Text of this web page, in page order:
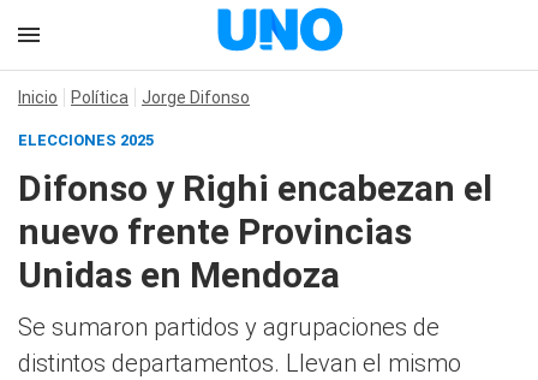
Inicio Política Jorge Difonso
ELECCIONES 2025
Difonso y Righi encabezan el
nuevo frente Provincias
Unidas en Mendoza
Se sumaron partidos y agrupaciones de
distintos departamentos. Llevan el mismo